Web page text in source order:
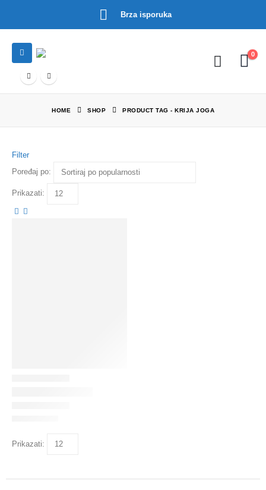
Brza isporuka
0
HOME SHOP PRODUCT TAG - KRIJA JOGA
Filter
Poređaj po:
Prikazati:
Prikazati: